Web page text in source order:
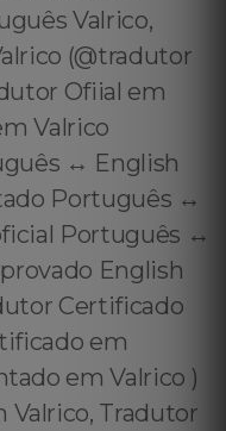
Valrico,
(@tradutor
Ofiial em
Valrico
↔️ English
Português ↔️
Português ↔️
English
Certificado
em
em Valrico )
Valrico, Tradutor